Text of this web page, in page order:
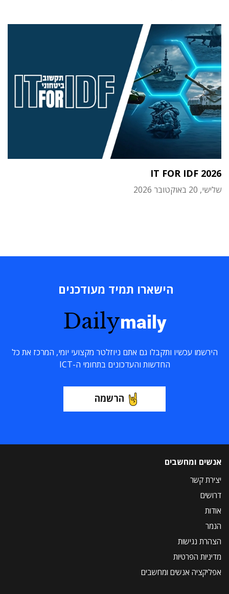
IT FOR IDF 2026
שלישי, 20 באוקטובר 2026
הישארו תמיד מעודכנים
Dailymaily
הירשמו עכשיו ותקבלו גם אתם ניוזלטר מקצועי יומי, המרכז את כל
החדשות והעדכונים בתחומי ה-ICT
הרשמה
אנשים ומחשבים
יצירת קשר
דרושים
אודות
הנמר
הצהרת נגישות
מדיניות הפרטיות
אפליקציה אנשים ומחשבים